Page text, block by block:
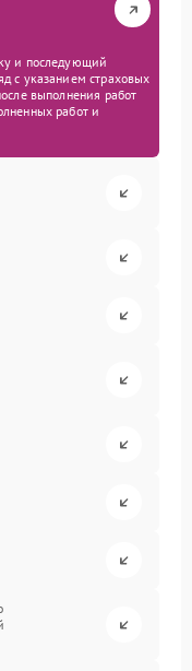
и последующий
с указанием страховых
выполнения работ
работ и